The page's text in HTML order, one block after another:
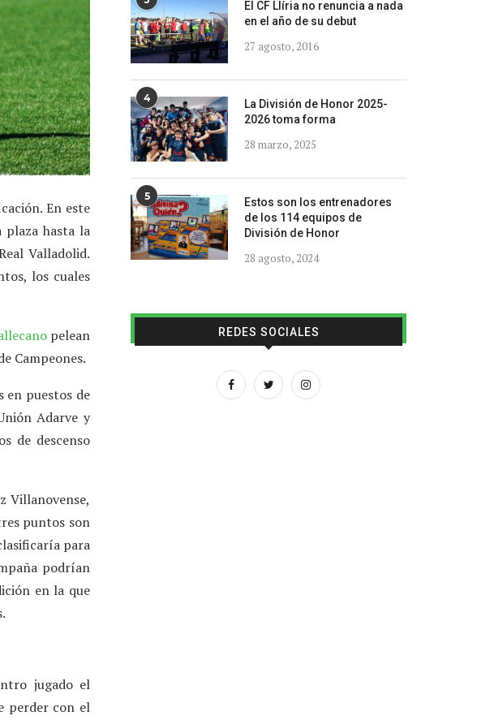
En este
plaza hasta la
Valladolid.
los cuales
pelean
Campeones.
en puestos de
Adarve y
de descenso
Villanovense,
puntos son
para
podrían
en la que
jugado el
perder con el
El CF Llíria no renuncia a nada
en el año de su debut
27 agosto, 2016
4
La División de Honor 2025-
2026 toma forma
28 marzo, 2025
5
Estos son los entrenadores
de los 114 equipos de
División de Honor
28 agosto, 2024
REDES SOCIALES